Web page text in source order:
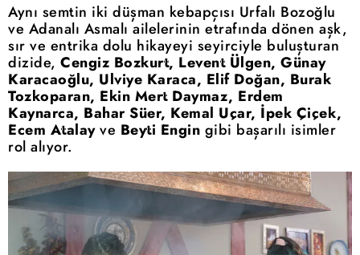
Aynı semtin iki düşman kebapçısı Urfalı Bozoğlu
ve Adanalı Asmalı ailelerinin etrafında dönen aşk,
sır ve entrika dolu hikayeyi seyirciyle buluşturan
dizide, Cengiz Bozkurt, Levent Ülgen, Günay
Karacaoğlu, Ulviye Karaca, Elif Doğan, Burak
Tozkoparan, Ekin Mert Daymaz, Erdem
Kaynarca, Bahar Süer, Kemal Uçar, İpek Çiçek,
Ecem Atalayve Beyti Engin gibi başarılı isimler
rol alıyor.